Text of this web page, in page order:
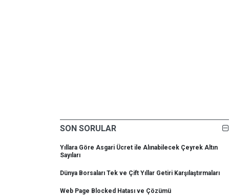
SON SORULAR
Yıllara Göre Asgari Ücret ile Alınabilecek Çeyrek Altın
Sayıları
Dünya Borsaları Tek ve Çift Yıllar Getiri Karşılaştırmaları
Web Page Blocked Hatası ve Çözümü